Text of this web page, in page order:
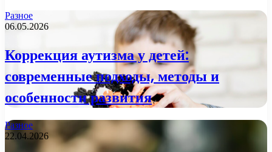
Разное
06.05.2026
Коррекция аутизма у детей:
современные подходы, методы и
особенности развития
Разное
22.04.2026